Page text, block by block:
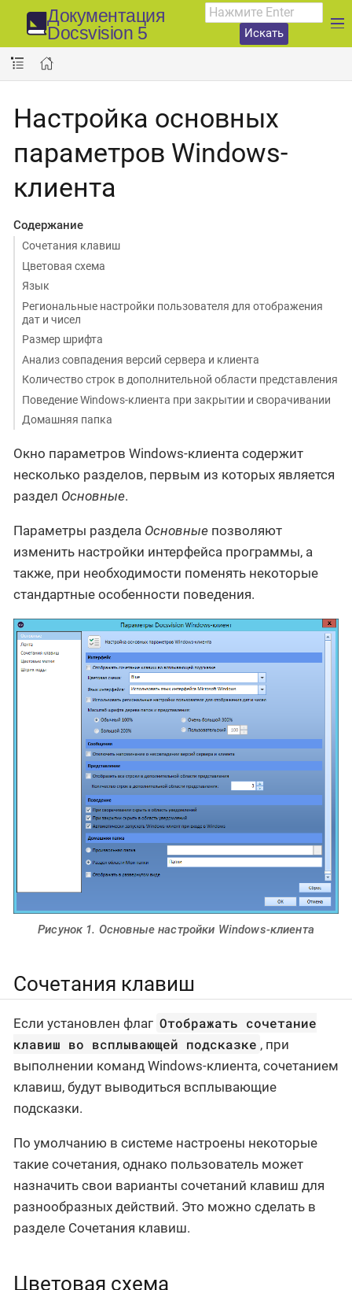
Документация
Docsvision 5
Искать
Настройка основных
параметров Windows-
клиента
Содержание
Сочетания клавиш
Цветовая схема
Язык
Региональные настройки пользователя для отображения
дат и чисел
Размер шрифта
Анализ совпадения версий сервера и клиента
Количество строк в дополнительной области представления
Поведение Windows-клиента при закрытии и сворачивании
Домашняя папка
Окно параметров Windows-клиента содержит
несколько разделов, первым из которых является
раздел Основные.
Параметры раздела Основные позволяют
изменить настройки интерфейса программы, а
также, при необходимости поменять некоторые
стандартные особенности поведения.
Рисунок 1. Основные настройки Windows-клиента
Сочетания клавиш
Если установлен флаг Отображать сочетание
клавиш во всплывающей подсказке , при
выполнении команд Windows-клиента, сочетанием
клавиш, будут выводиться всплывающие
подсказки.
По умолчанию в системе настроены некоторые
такие сочетания, однако пользователь может
назначить свои варианты сочетаний клавиш для
разнообразных действий. Это можно сделать в
разделе Сочетания клавиш.
Цветовая схема